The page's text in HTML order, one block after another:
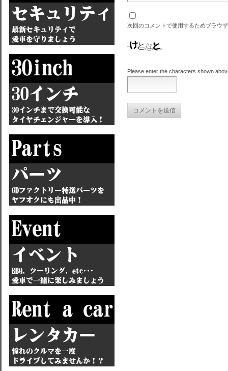
次回のコメントで使用するためブラウ
Please enter the characters shown